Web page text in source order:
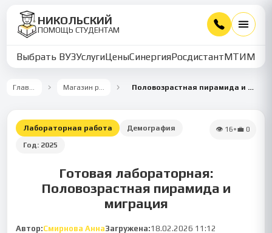
НИКОЛЬСКИЙ
ПОМОЩЬ СТУДЕНТАМ
Выбрать ВУЗУслугиЦеныСинергияРосдистантМТИММУ
Главная Магазин работ Половозрастная пирамида и миграция
Лабораторная работа
Демография
Год: 2025
👁 16•💼 0
Готовая лабораторная:
Половозрастная пирамида и
миграция
Автор:Смирнова АннаЗагружена:18.02.2026 11:12